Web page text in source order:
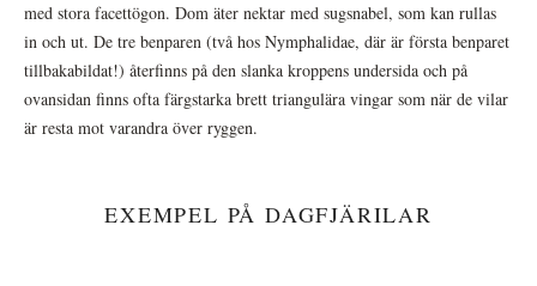
med stora facettögon. Dom äter nektar med sugsnabel, som kan rullas
in och ut. De tre benparen (två hos Nymphalidae, där är första benparet
tillbakabildat!) återfinns på den slanka kroppens undersida och på
ovansidan finns ofta färgstarka brett triangulära vingar som när de vilar
är resta mot varandra över ryggen.
EXEMPEL PÅ DAGFJÄRILAR